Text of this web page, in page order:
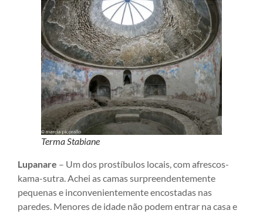
Terma Stabiane
Lupanare – Um dos prostíbulos locais, com afrescos-
kama-sutra. Achei as camas surpreendentemente
pequenas e inconvenientemente encostadas nas
paredes. Menores de idade não podem entrar na casa e